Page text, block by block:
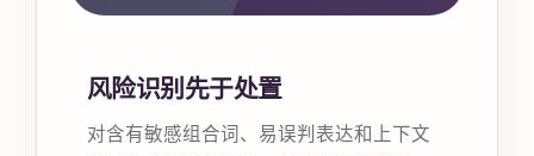
风险识别先于处置
对含有敏感组合词、易误判表达和上下文